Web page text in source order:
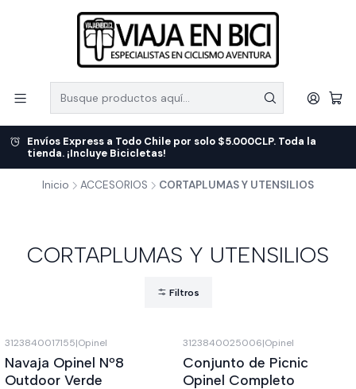
Envíos Express a Todo Chile por solo $5.000CLP. Toda la
tienda. ¡Incluye Bicicletas!
Inicio ACCESORIOS CORTAPLUMAS Y UTENSILIOS
CORTAPLUMAS Y UTENSILIOS
Filtros
3123840017155|Opinel
Navaja Opinel Nº8
Outdoor Verde
3123840025006|Opinel
Conjunto de Picnic
Opinel Completo